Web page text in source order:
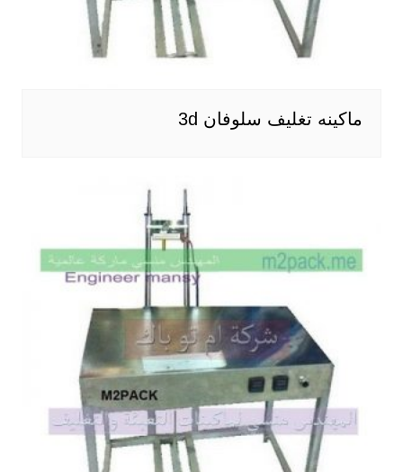
ماكينه تغليف سلوفان 3d